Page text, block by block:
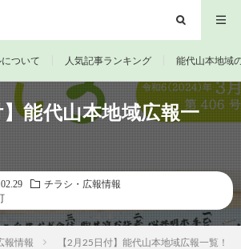
ついて 人気記事ランキング 能代山本地域
能代山本地域広報一
チラシ・広報情報
報情報 【2月25日付】能代山本地域広報一覧！